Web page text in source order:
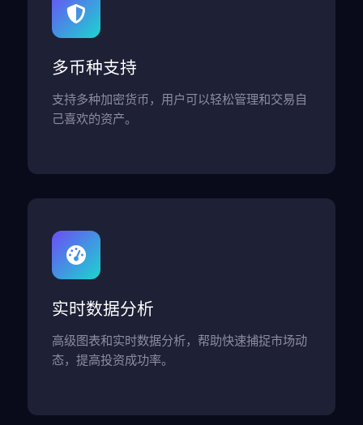
多币种支持
支持多种加密货币，用户可以轻松管理和交易自
己喜欢的资产。
实时数据分析
高级图表和实时数据分析，帮助快速捕捉市场动
态，提高投资成功率。